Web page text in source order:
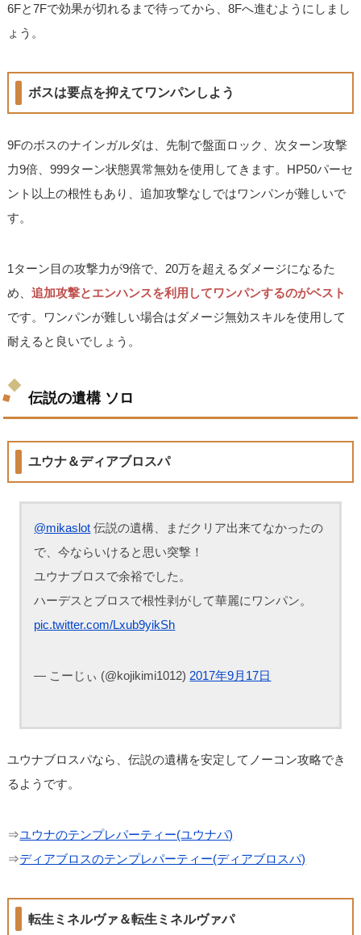
6Fと7Fで効果が切れるまで待ってから、8Fへ進むようにしまし
ょう。
ボスは要点を抑えてワンパンしよう
9Fのボスのナインガルダは、先制で盤面ロック、次ターン攻撃
力9倍、999ターン状態異常無効を使用してきます。HP50パーセ
ント以上の根性もあり、追加攻撃なしではワンパンが難しいで
す。
1ターン目の攻撃力が9倍で、20万を超えるダメージになるた
め、追加攻撃とエンハンスを利用してワンパンするのがベスト
です。ワンパンが難しい場合はダメージ無効スキルを使用して
耐えると良いでしょう。
伝説の遺構 ソロ
ユウナ＆ディアブロスパ
@mikaslot 伝説の遺構、まだクリア出来てなかったの
で、今ならいけると思い突撃！
ユウナブロスで余裕でした。
ハーデスとブロスで根性剥がして華麗にワンパン。
pic.twitter.com/Lxub9yikSh
— こーじぃ (@kojikimi1012)2017年9月17日
ユウナブロスパなら、伝説の遺構を安定してノーコン攻略でき
るようです。
⇒ユウナのテンプレパーティー(ユウナパ)
⇒ディアブロスのテンプレパーティー(ディアブロスパ)
転生ミネルヴァ＆転生ミネルヴァパ